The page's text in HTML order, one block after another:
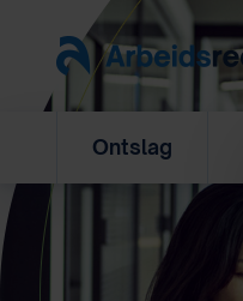
inhoud
Ontslag